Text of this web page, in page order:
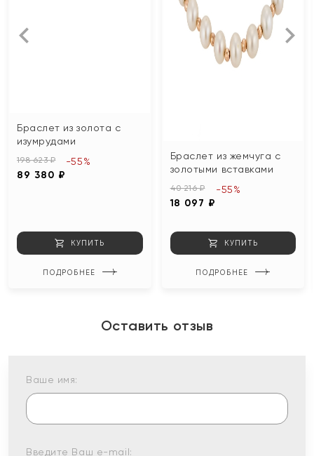
Браслет из золота с
изумрудами
198 623 ₽
89 380 ₽
-55%
КУПИТЬ
ПОДРОБНЕЕ
Браслет из жемчуга с
золотыми вставками
40 216 ₽
18 097 ₽
-55%
КУПИТЬ
ПОДРОБНЕЕ
Оставить отзыв
Ваше имя:
Введите Ваш e-mail: